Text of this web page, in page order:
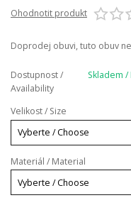
Ohodnotit produkt
Doprodej obuvi, tuto obuv
Dostupnost /
Availability
Skladem /
Velikost / Size
Materiál / Material